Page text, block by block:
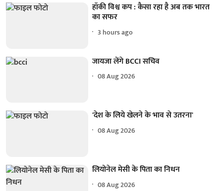
हॉकी विश्व कप : कैसा रहा है अब तक भारत
का सफर
3 hours ago
जायजा लेंगे BCCI सचिव
08 Aug 2026
'देश के लिये खेलने के भाव से उतरना'
08 Aug 2026
लियोनेल मेसी के पिता का निधन
08 Aug 2026